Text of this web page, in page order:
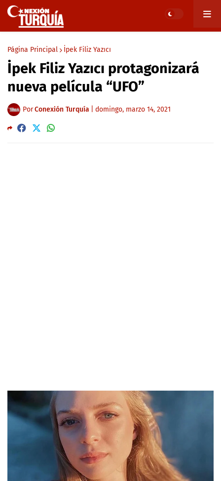
Página Principal İpek Filiz Yazıcı
İpek Filiz Yazıcı protagonizará
nueva película “UFO”
PorConexión Turquía domingo, marzo 14, 2021